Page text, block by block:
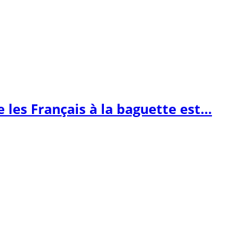
les Français à la baguette est…